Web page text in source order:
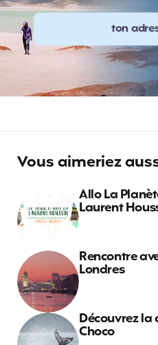
Vous aimeriez
Allo La
Laurent
Rencontre
Londres
Découvrez la
Choco